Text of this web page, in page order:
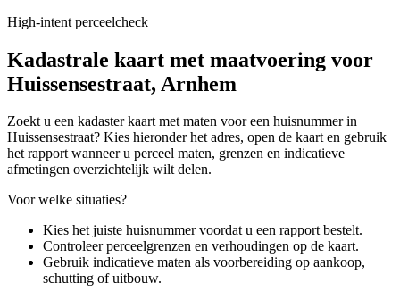
High-intent perceelcheck
Kadastrale kaart met maatvoering voor
Huissensestraat, Arnhem
Zoekt u een kadaster kaart met maten voor een huisnummer in
Huissensestraat? Kies hieronder het adres, open de kaart en gebruik
het rapport wanneer u perceel maten, grenzen en indicatieve
afmetingen overzichtelijk wilt delen.
Voor welke situaties?
Kies het juiste huisnummer voordat u een rapport bestelt.
Controleer perceelgrenzen en verhoudingen op de kaart.
Gebruik indicatieve maten als voorbereiding op aankoop,
schutting of uitbouw.